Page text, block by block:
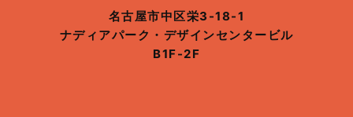
名古屋市中区栄3-18-1
ナディアパーク・デザインセンタービル
B1F-2F